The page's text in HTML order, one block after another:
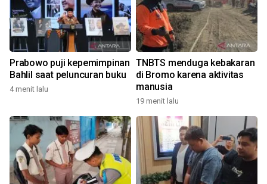
Prabowo puji kepemimpinan
Bahlil saat peluncuran buku
4 menit lalu
TNBTS menduga kebakaran
di Bromo karena aktivitas
manusia
19 menit lalu